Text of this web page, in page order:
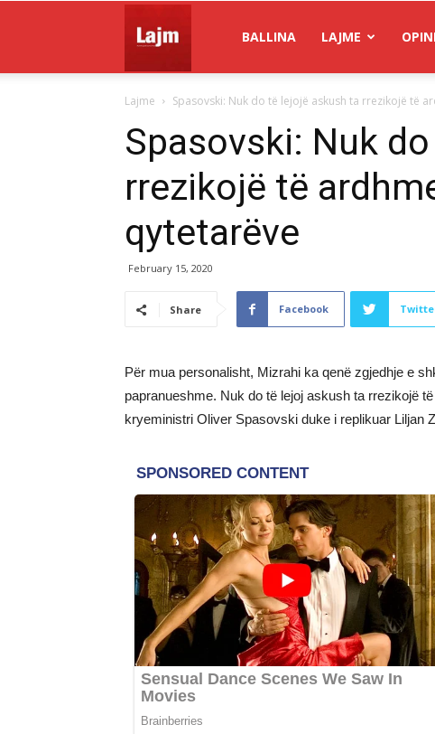
Lajm
BALLINA LAJME
Lajme Spasovski: Nuk do të lejojë askush ta rrezikojë të
Spasovski: Nuk
rrezikojë të
qytetarëve
February 15, 2020
Share Facebook
Për mua personalisht, Mizrahi ka qenë zgjedhje e
papranueshme. Nuk do të lejoj askush ta rrezikojë
kryeministri Oliver Spasovski duke i replikuar Liljan